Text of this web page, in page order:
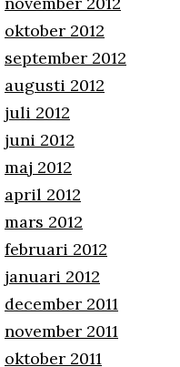
oktober 2012
september 2012
augusti 2012
juli 2012
juni 2012
maj 2012
april 2012
mars 2012
februari 2012
januari 2012
december 2011
november 2011
oktober 2011